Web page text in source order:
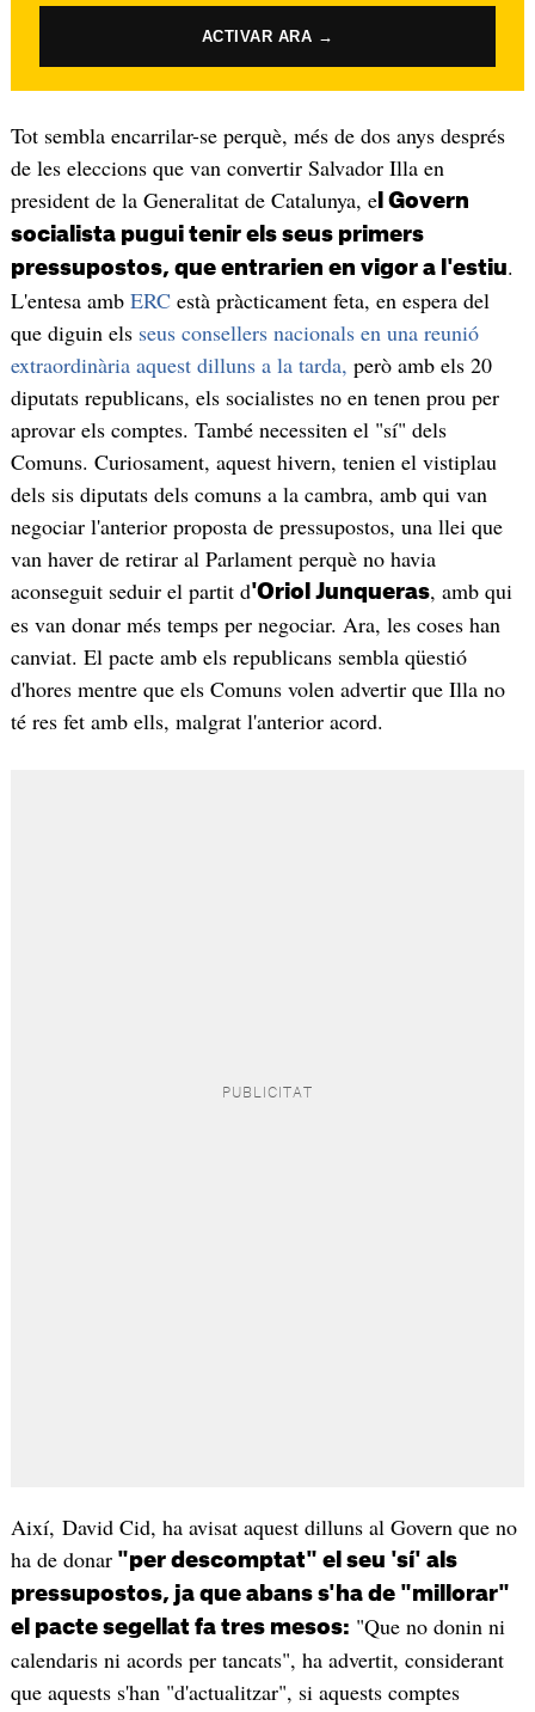
ACTIVAR ARA →
Tot sembla encarrilar-se perquè, més de dos anys després
de les eleccions que van convertir Salvador Illa en
president de la Generalitat de Catalunya, el Govern
socialista pugui tenir els seus primers
pressupostos, que entrarien en vigor a l'estiu.
L'entesa amb ERC està pràcticament feta, en espera del
que diguin elsseus consellers nacionals en una reunió
extraordinària aquest dilluns a la tarda, però amb els 20
diputats republicans, els socialistes no en tenen prou per
aprovar els comptes. També necessiten el "sí" dels
Comuns. Curiosament, aquest hivern, tenien el vistiplau
dels sis diputats dels comuns a la cambra, amb qui van
negociar l'anterior proposta de pressupostos, una llei que
van haver de retirar al Parlament perquè no havia
aconseguit seduir el partit d'Oriol Junqueras, amb qui
es van donar més temps per negociar. Ara, les coses han
canviat. El pacte amb els republicans sembla qüestió
d'hores mentre que els Comuns volen advertir que Illa no
té res fet amb ells, malgrat l'anterior acord.
Així, David Cid, ha avisat aquest dilluns al Govern que no
ha de donar"per descomptat" el seu 'sí' als
pressupostos, ja que abans s'ha de "millorar"
el pacte segellat fa tres mesos: "Que no donin ni
calendaris ni acords per tancats", ha advertit, considerant
que aquests s'han "d'actualitzar", si aquests comptes